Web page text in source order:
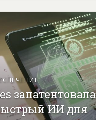
ИИ для